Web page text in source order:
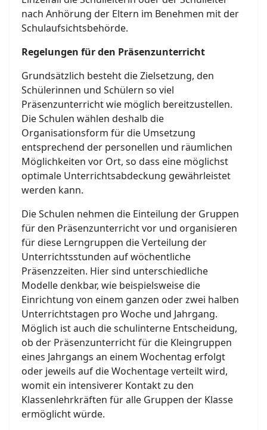
nach Anhörung der Eltern im Benehmen mit der
Schulaufsichtsbehörde.
Regelungen für den Präsenzunterricht
Grundsätzlich besteht die Zielsetzung, den
Schülerinnen und Schülern so viel
Präsenzunterricht wie möglich bereitzustellen.
Die Schulen wählen deshalb die
Organisationsform für die Umsetzung
entsprechend der personellen und räumlichen
Möglichkeiten vor Ort, so dass eine möglichst
optimale Unterrichtsabdeckung gewährleistet
werden kann.
Die Schulen nehmen die Einteilung der Gruppen
für den Präsenzunterricht vor und organisieren
für diese Lerngruppen die Verteilung der
Unterrichtsstunden auf wöchentliche
Präsenzzeiten. Hier sind unterschiedliche
Modelle denkbar, wie beispielsweise die
Einrichtung von einem ganzen oder zwei halben
Unterrichtstagen pro Woche und Jahrgang.
Möglich ist auch die schulinterne Entscheidung,
ob der Präsenzunterricht für die Kleingruppen
eines Jahrgangs an einem Wochentag erfolgt
oder jeweils auf die Wochentage verteilt wird,
womit ein intensiverer Kontakt zu den
Klassenlehrkräften für alle Gruppen der Klasse
ermöglicht würde.